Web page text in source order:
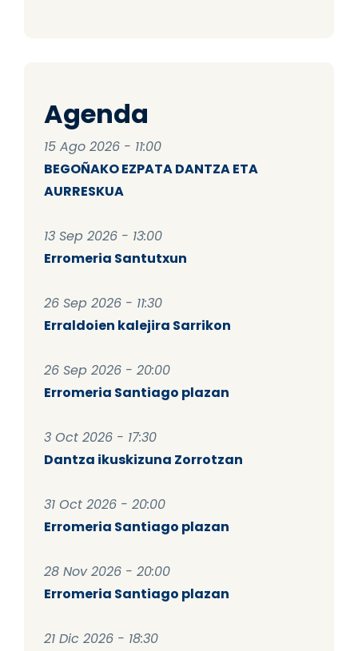
Agenda
15 Ago 2026 - 11:00
BEGOÑAKO EZPATA DANTZA ETA
AURRESKUA
13 Sep 2026 - 13:00
Erromeria Santutxun
26 Sep 2026 - 11:30
Erraldoien kalejira Sarrikon
26 Sep 2026 - 20:00
Erromeria Santiago plazan
3 Oct 2026 - 17:30
Dantza ikuskizuna Zorrotzan
31 Oct 2026 - 20:00
Erromeria Santiago plazan
28 Nov 2026 - 20:00
Erromeria Santiago plazan
21 Dic 2026 - 18:30